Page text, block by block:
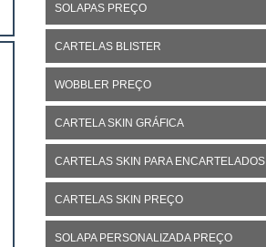
SOLAPAS PREÇO
CARTELAS BLISTER
WOBBLER PREÇO
CARTELA SKIN GRÁFICA
CARTELAS SKIN PARA ENCARTELADOS
CARTELAS SKIN PREÇO
SOLAPA PERSONALIZADA PREÇO